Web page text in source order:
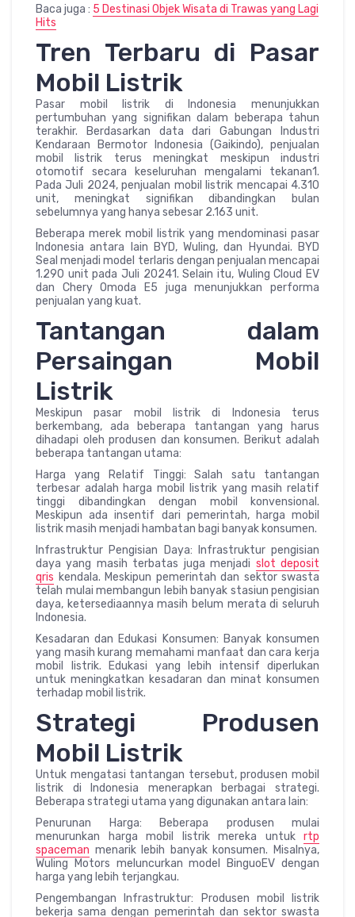
Baca juga : 5 Destinasi Objek Wisata di Trawas yang Lagi
Hits
Tren Terbaru di Pasar
Mobil Listrik
Pasar mobil listrik di Indonesia menunjukkan
pertumbuhan yang signifikan dalam beberapa tahun
terakhir. Berdasarkan data dari Gabungan Industri
Kendaraan Bermotor Indonesia (Gaikindo), penjualan
mobil listrik terus meningkat meskipun industri
otomotif secara keseluruhan mengalami tekanan1.
Pada Juli 2024, penjualan mobil listrik mencapai 4.310
unit, meningkat signifikan dibandingkan bulan
sebelumnya yang hanya sebesar 2.163 unit.
Beberapa merek mobil listrik yang mendominasi pasar
Indonesia antara lain BYD, Wuling, dan Hyundai. BYD
Seal menjadi model terlaris dengan penjualan mencapai
1.290 unit pada Juli 20241. Selain itu, Wuling Cloud EV
dan Chery Omoda E5 juga menunjukkan performa
penjualan yang kuat.
Tantangan dalam
Persaingan Mobil
Listrik
Meskipun pasar mobil listrik di Indonesia terus
berkembang, ada beberapa tantangan yang harus
dihadapi oleh produsen dan konsumen. Berikut adalah
beberapa tantangan utama:
Harga yang Relatif Tinggi: Salah satu tantangan
terbesar adalah harga mobil listrik yang masih relatif
tinggi dibandingkan dengan mobil konvensional.
Meskipun ada insentif dari pemerintah, harga mobil
listrik masih menjadi hambatan bagi banyak konsumen.
Infrastruktur Pengisian Daya: Infrastruktur pengisian
daya yang masih terbatas juga menjadi slot deposit
qris kendala. Meskipun pemerintah dan sektor swasta
telah mulai membangun lebih banyak stasiun pengisian
daya, ketersediaannya masih belum merata di seluruh
Indonesia.
Kesadaran dan Edukasi Konsumen: Banyak konsumen
yang masih kurang memahami manfaat dan cara kerja
mobil listrik. Edukasi yang lebih intensif diperlukan
untuk meningkatkan kesadaran dan minat konsumen
terhadap mobil listrik.
Strategi Produsen
Mobil Listrik
Untuk mengatasi tantangan tersebut, produsen mobil
listrik di Indonesia menerapkan berbagai strategi.
Beberapa strategi utama yang digunakan antara lain:
Penurunan Harga: Beberapa produsen mulai
menurunkan harga mobil listrik mereka untuk rtp
spaceman menarik lebih banyak konsumen. Misalnya,
Wuling Motors meluncurkan model BinguoEV dengan
harga yang lebih terjangkau.
Pengembangan Infrastruktur: Produsen mobil listrik
bekerja sama dengan pemerintah dan sektor swasta